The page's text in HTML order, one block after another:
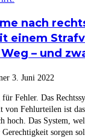
nach
einem
– und
3. Juni 2022
Fehler. Das
von Fehlurteilen ist
Das System,
sorgen